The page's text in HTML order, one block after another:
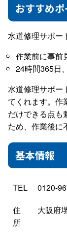
おすすめポ
水道修理サポー
作業前に事前
24時間365日
水道修理サポー
てくれます。作
だけできる点も
ため、作業後に
基本情報
TEL
0120-
住
所
大阪府